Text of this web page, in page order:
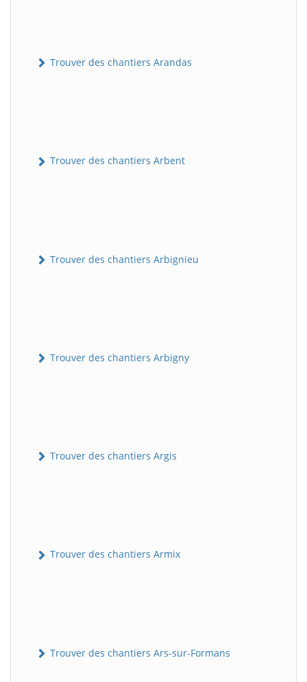
Trouver des chantiers Arandas
Trouver des chantiers Arbent
Trouver des chantiers Arbignieu
Trouver des chantiers Arbigny
Trouver des chantiers Argis
Trouver des chantiers Armix
Trouver des chantiers Ars-sur-Formans